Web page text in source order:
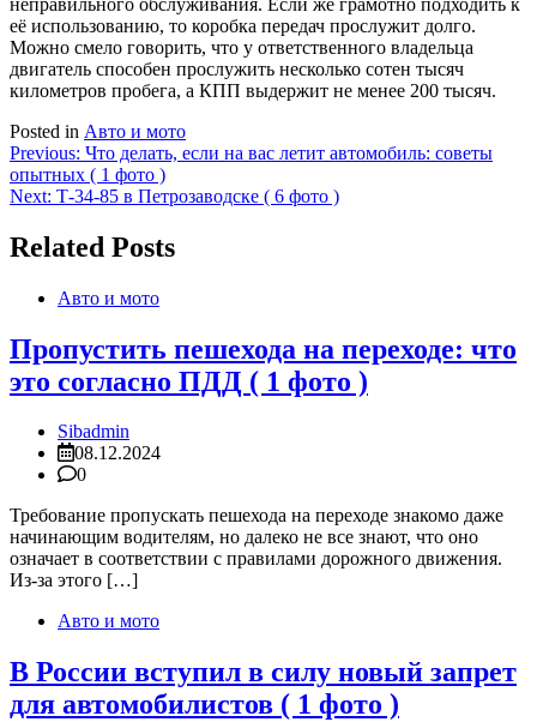
её использованию, то коробка передач прослужит долго.
Можно смело говорить, что у ответственного владельца
двигатель способен прослужить несколько сотен тысяч
километров пробега, а КПП выдержит не менее 200 тысяч.
Posted in Авто и мото
Навигация
по
Previous: Что делать, если на вас летит автомобиль: советы
опытных ( 1 фото )
Next: Т-34-85 в Петрозаводске ( 6 фото )
Related Posts
Авто и мото
Пропустить пешехода на переходе: что
это согласно ПДД ( 1 фото )
Sibadmin
08.12.2024
0
Требование пропускать пешехода на переходе знакомо даже
начинающим водителям, но далеко не все знают, что оно
означает в соответствии с правилами дорожного движения.
Из-за этого […]
Авто и мото
В России вступил в силу новый запрет
для автомобилистов ( 1 фото )